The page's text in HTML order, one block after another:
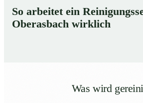
So arbeitet ein
Oberasbach wirklich
Was wird